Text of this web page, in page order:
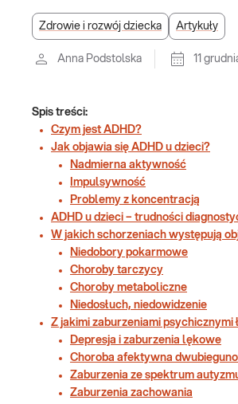
Zdrowie i rozwój dziecka Artykuły
Anna Podstolska 11
Spis treści:
Czym jest ADHD?
Jak objawia się ADHD u dzieci?
Nadmierna aktywność
Impulsywność
Problemy z koncentracją
ADHD u dzieci – trudności
W jakich schorzeniach występują
Niedobory pokarmowe
Choroby tarczycy
Choroby metaboliczne
Niedosłuch, niedowidzenie
Z jakimi zaburzeniami psychicznymi
Depresja i zaburzenia lękowe
Choroba afektywna
Zaburzenia ze spektrum
Zaburzenia zachowania